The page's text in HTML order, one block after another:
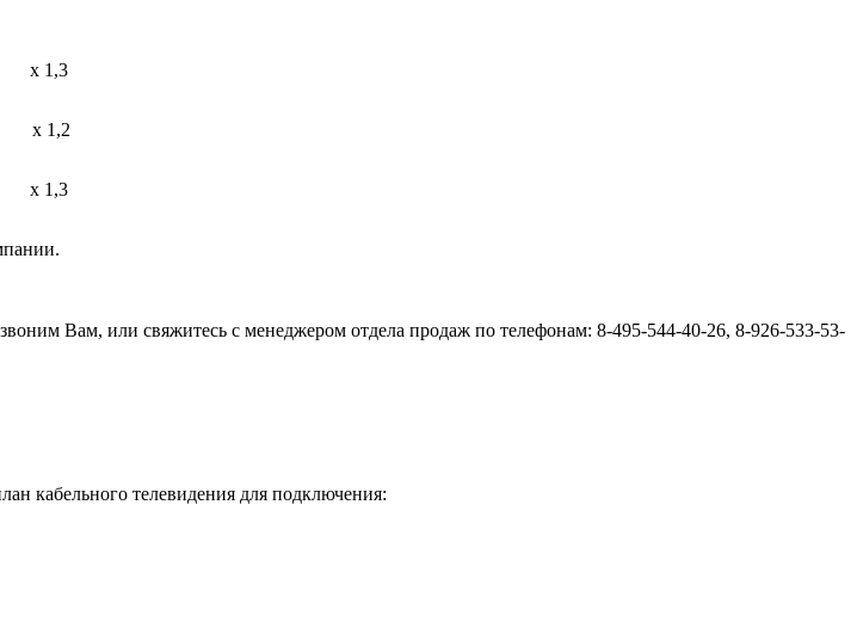
х 1,3
х 1,2
х 1,3
Вам, или свяжитесь с менеджером отдела продаж по телефонам: 8-495-544-40-26, 8-926-533-53-
кабельного телевидения для подключения: